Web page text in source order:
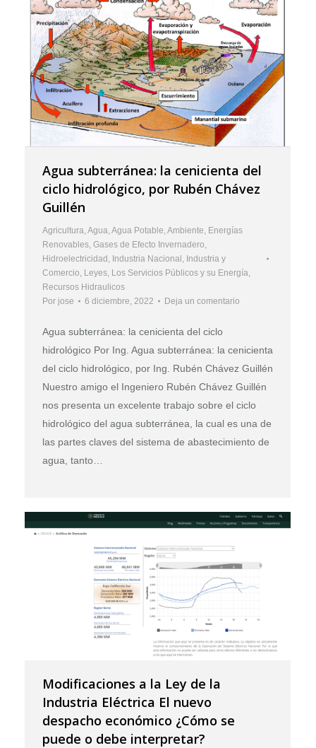
Agua subterránea: la cenicienta del
ciclo hidrológico, por Rubén Chávez
Guillén
Agricultura, Agua, Agua Potable, Ambiente, Energías
Renovables, Gases de Efecto Invernadero,
Hidroelectricidad , Industria Nacional , Industria y
Comercio, Leyes, Los Servicios Públicos y su Energía,
Recursos Hidraulicos
Por jose 6 diciembre, 2022 Deja un comentario
Agua subterránea: la cenicienta del ciclo
hidrológico Por Ing. Agua subterránea: la cenicienta
del ciclo hidrológico, por Ing. Rubén Chávez Guillén
Nuestro amigo el Ingeniero Rubén Chávez Guillén
nos presenta un excelente trabajo sobre el ciclo
hidrológico del agua subterránea, la cual es una de
las partes claves del sistema de abastecimiento de
agua, tanto…
Modificaciones a la Ley de la
Industria Eléctrica El nuevo
despacho económico ¿Cómo se
puede o debe interpretar?